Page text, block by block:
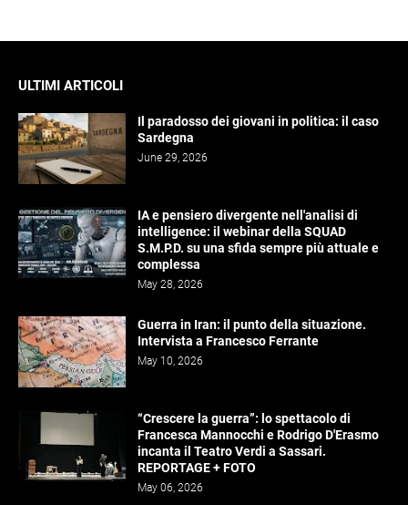
ULTIMI ARTICOLI
Il paradosso dei giovani in politica: il caso
Sardegna
June 29, 2026
IA e pensiero divergente nell'analisi di
intelligence: il webinar della SQUAD
S.M.P.D. su una sfida sempre più attuale e
complessa
May 28, 2026
Guerra in Iran: il punto della situazione.
Intervista a Francesco Ferrante
May 10, 2026
“Crescere la guerra”: lo spettacolo di
Francesca Mannocchi e Rodrigo D'Erasmo
incanta il Teatro Verdi a Sassari.
REPORTAGE + FOTO
May 06, 2026